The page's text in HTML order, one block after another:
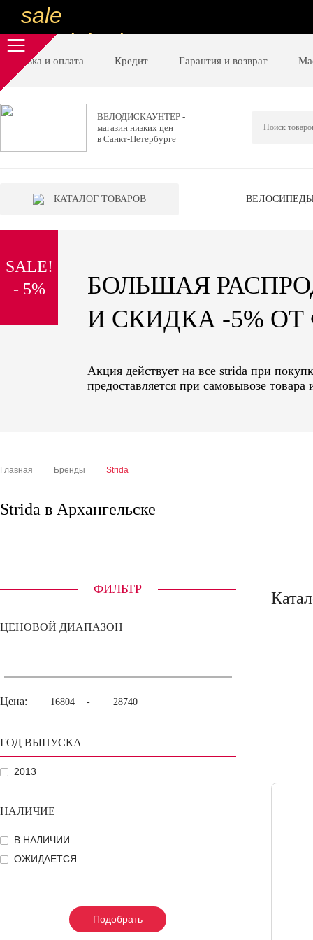
sale
special price
sale
низкие цены
вот дешево
special price
sale
надо брать
sale
Доставка и оплата Кредит Гарантия и возврат
ВЕЛОДИСКАУНТЕР -
магазин низких цен
в Санкт-Петербурге
КАТАЛОГ ТОВАРОВ
SALE!
- 5%
БОЛЬШАЯ
И СКИДКА -5%
Акция действует на все strida при
предоставляется при самовывозе товара
Главная Бренды Strida
Strida в Архангельске
ФИЛЬТР
ЦЕНОВОЙ ДИАПАЗОН
Цена: -
ГОД ВЫПУСКА
2013
НАЛИЧИЕ
В НАЛИЧИИ
ОЖИДАЕТСЯ
Подобрать
Подобрать
Подобрать